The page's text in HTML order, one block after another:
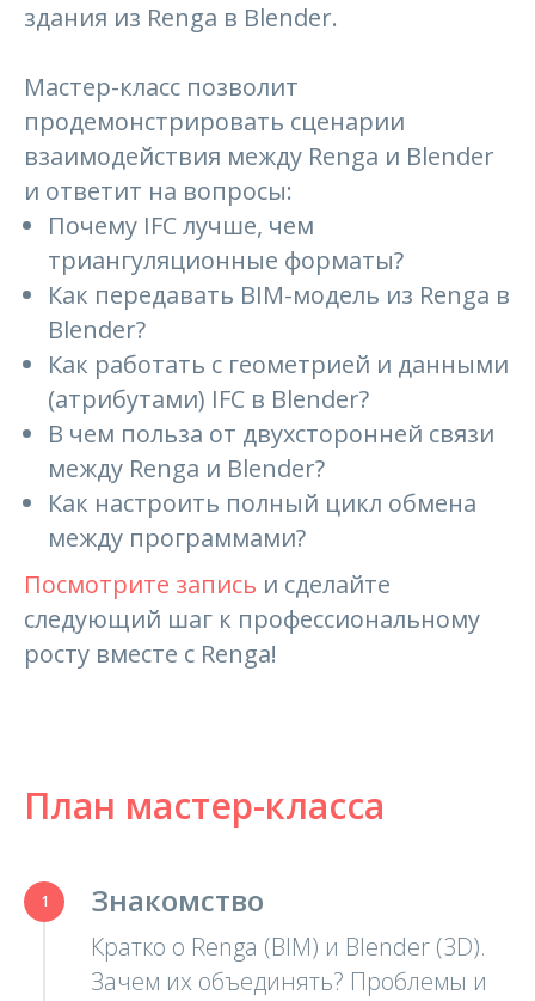
здания из Renga в Blender.
Мастер-класс позволит
продемонстрировать сценарии
взаимодействия между Renga и Blender
и ответит на вопросы:
Почему IFC лучше, чем
триангуляционные форматы?
Как передавать BIM-модель из Renga в
Blender?
Как работать с геометрией и данными
(атрибутами) IFC в Blender?
В чем польза от двухсторонней связи
между Renga и Blender?
Как настроить полный цикл обмена
между программами?
Посмотрите запись и сделайте
следующий шаг к профессиональному
росту вместе с Renga!
План мастер-класса
Знакомство
Кратко о Renga (BIM) и Blender (3D).
Зачем их объединять? Проблемы и